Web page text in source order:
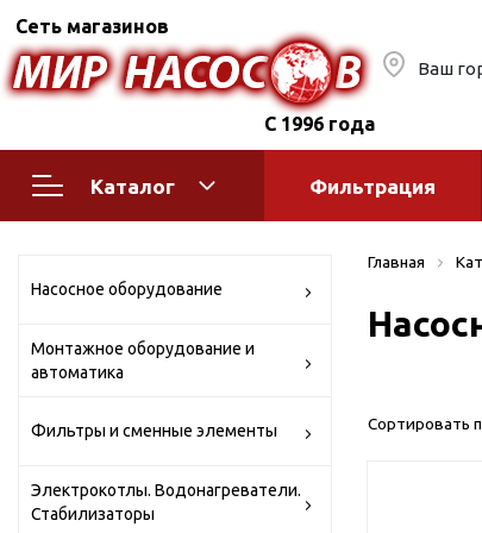
Сеть магазинов
С 1996 года
Ваш
Каталог
Поверхностные насосы
Горизонтальные
многоступенчатые
многоступенчатые
моноблочные
Полив
Фильтрация
Насосное оборудование
Монтажное оборудование и
автоматика
Фильтры и сменные элементы
Электрокотлы. Водонагреватели.
Стабилизаторы
Главная
Сортировать